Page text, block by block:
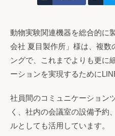
動物実験関連機器を総合的に
会社 夏目製作所」様は、複数
ングで、これまでよりも更に
ーションを実現するために
社員間のコミュニケーション
く、社内の会議室の設備予約
ルとしても活用しています。